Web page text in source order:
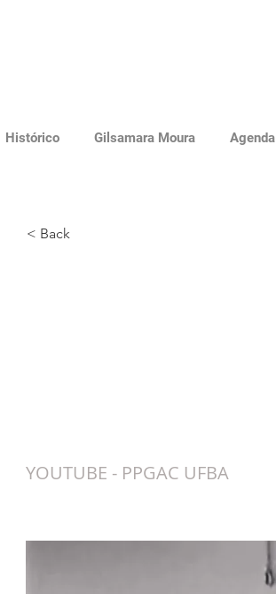
Histórico Gilsamara Moura Agenda
< Back
YOUTUBE - PPGAC UFBA